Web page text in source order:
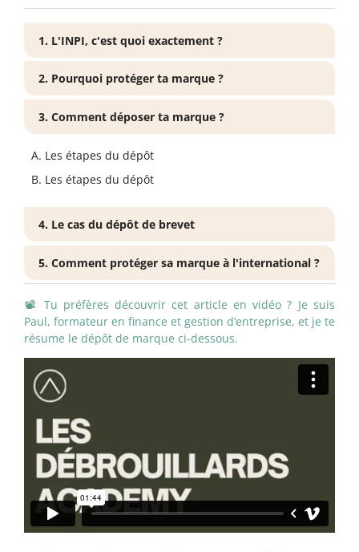
1. L'INPI, c'est quoi exactement ?
2. Pourquoi protéger ta marque ?
3. Comment déposer ta marque ?
Les étapes du dépôt
Les étapes du dépôt
4. Le cas du dépôt de brevet
5. Comment protéger sa marque à l'international ?
📽️ Tu préfères découvrir cet article en vidéo ? Je suis
Paul, formateur en finance et gestion d’entreprise, et je te
résume le dépôt de marque ci-dessous.